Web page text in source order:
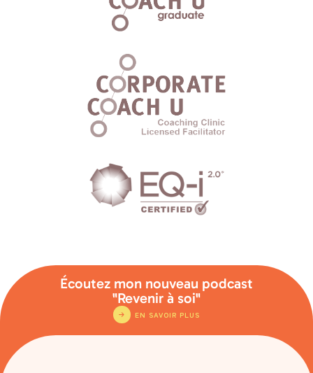
Écoutez mon nouveau podcast
"Revenir à soi"
EN SAVOIR PLUS